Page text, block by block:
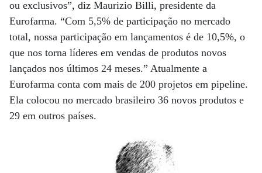
ou exclusivos”, diz Maurizio Billi, presidente da
Eurofarma. “Com 5,5% de participação no mercado
total, nossa participação em lançamentos é de 10,5%, o
que nos torna líderes em vendas de produtos novos
lançados nos últimos 24 meses.” Atualmente a
Eurofarma conta com mais de 200 projetos em pipeline.
Ela colocou no mercado brasileiro 36 novos produtos e
29 em outros países.